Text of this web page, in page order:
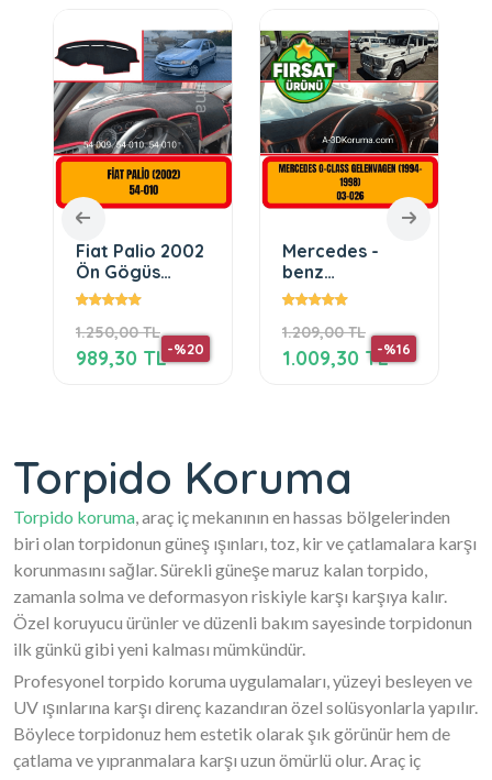
Fiat Palio 2002
Ön Gögüs
Panel Torpido
Koruma
Koruyucu Kilifi
1.250,00 TL
-%20
989,30 TL
Mercedes -
benz
Gelenvagen Ön
Örtüsü Göğüs
Panel Torpido
Koruma
Koruyucu
1.209,00 TL
-%16
1.009,30 TL
Torpido Koruma
Torpido koruma, araç iç mekanının en hassas bölgelerinden
biri olan torpidonun güneş ışınları, toz, kir ve çatlamalara karşı
korunmasını sağlar. Sürekli güneşe maruz kalan torpido,
zamanla solma ve deformasyon riskiyle karşı karşıya kalır.
Özel koruyucu ürünler ve düzenli bakım sayesinde torpidonun
ilk günkü gibi yeni kalması mümkündür.
Profesyonel torpido koruma uygulamaları, yüzeyi besleyen ve
UV ışınlarına karşı direnç kazandıran özel solüsyonlarla yapılır.
Böylece torpidonuz hem estetik olarak şık görünür hem de
çatlama ve yıpranmalara karşı uzun ömürlü olur. Araç iç